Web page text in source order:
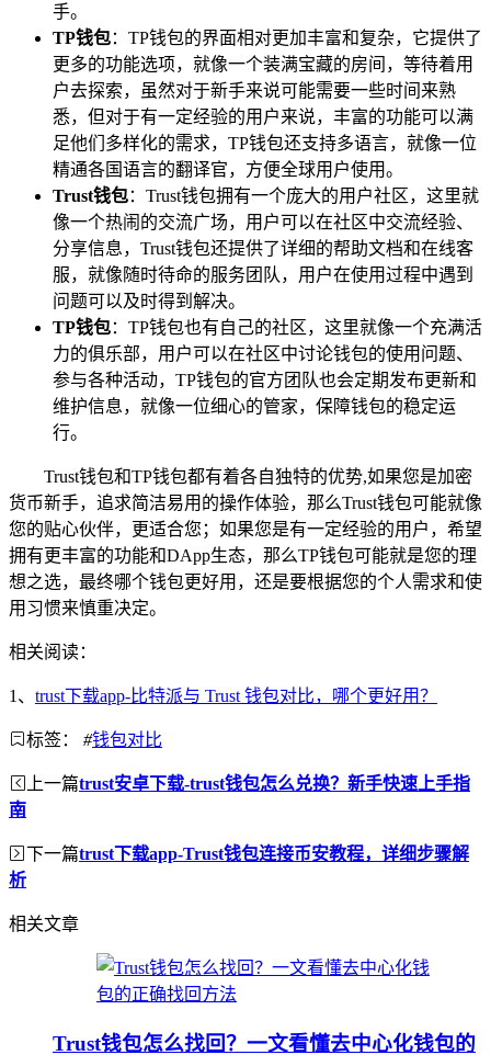
手。
TP钱包：TP钱包的界面相对更加丰富和复杂，它提供了
更多的功能选项，就像一个装满宝藏的房间，等待着用
户去探索，虽然对于新手来说可能需要一些时间来熟
悉，但对于有一定经验的用户来说，丰富的功能可以满
足他们多样化的需求，TP钱包还支持多语言，就像一位
精通各国语言的翻译官，方便全球用户使用。
Trust钱包：Trust钱包拥有一个庞大的用户社区，这里就
像一个热闹的交流广场，用户可以在社区中交流经验、
分享信息，Trust钱包还提供了详细的帮助文档和在线客
服，就像随时待命的服务团队，用户在使用过程中遇到
问题可以及时得到解决。
TP钱包：TP钱包也有自己的社区，这里就像一个充满活
力的俱乐部，用户可以在社区中讨论钱包的使用问题、
参与各种活动，TP钱包的官方团队也会定期发布更新和
维护信息，就像一位细心的管家，保障钱包的稳定运
行。
Trust钱包和TP钱包都有着各自独特的优势,如果您是加密
货币新手，追求简洁易用的操作体验，那么Trust钱包可能就像
您的贴心伙伴，更适合您；如果您是有一定经验的用户，希望
拥有更丰富的功能和DApp生态，那么TP钱包可能就是您的理
想之选，最终哪个钱包更好用，还是要根据您的个人需求和使
用习惯来慎重决定。
相关阅读：
1、 trust下载app-比特派与 Trust 钱包对比，哪个更好用？
标签： #钱包对比
上一篇trust安卓下载-trust钱包怎么兑换？新手快速上手指
南
下一篇trust下载app-Trust钱包连接币安教程，详细步骤解
析
相关文章
Trust钱包怎么找回？一文看懂去中心化钱包的